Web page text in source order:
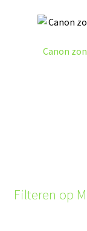
Canon
Filteren op